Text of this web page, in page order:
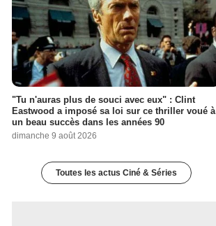
"Tu n'auras plus de souci avec eux" : Clint
Eastwood a imposé sa loi sur ce thriller voué à
un beau succès dans les années 90
dimanche 9 août 2026
Toutes les actus Ciné & Séries